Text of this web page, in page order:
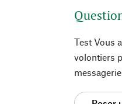
Test Vous
volontiers